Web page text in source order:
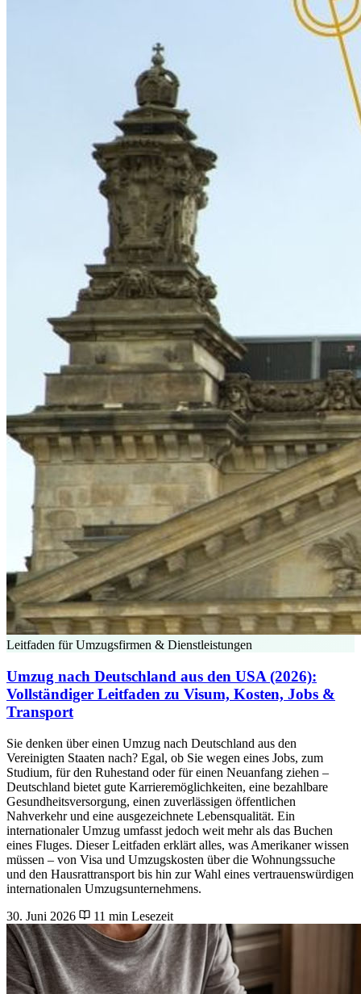
Leitfaden für Umzugsfirmen & Dienstleistungen
Umzug nach Deutschland aus den USA (2026):
Vollständiger Leitfaden zu Visum, Kosten, Jobs &
Transport
Sie denken über einen Umzug nach Deutschland aus den
Vereinigten Staaten nach? Egal, ob Sie wegen eines Jobs, zum
Studium, für den Ruhestand oder für einen Neuanfang ziehen –
Deutschland bietet gute Karrieremöglichkeiten, eine bezahlbare
Gesundheitsversorgung, einen zuverlässigen öffentlichen
Nahverkehr und eine ausgezeichnete Lebensqualität. Ein
internationaler Umzug umfasst jedoch weit mehr als das Buchen
eines Fluges. Dieser Leitfaden erklärt alles, was Amerikaner wissen
müssen – von Visa und Umzugskosten über die Wohnungssuche
und den Hausrattransport bis hin zur Wahl eines vertrauenswürdigen
internationalen Umzugsunternehmens.
30. Juni 2026
11 min Lesezeit